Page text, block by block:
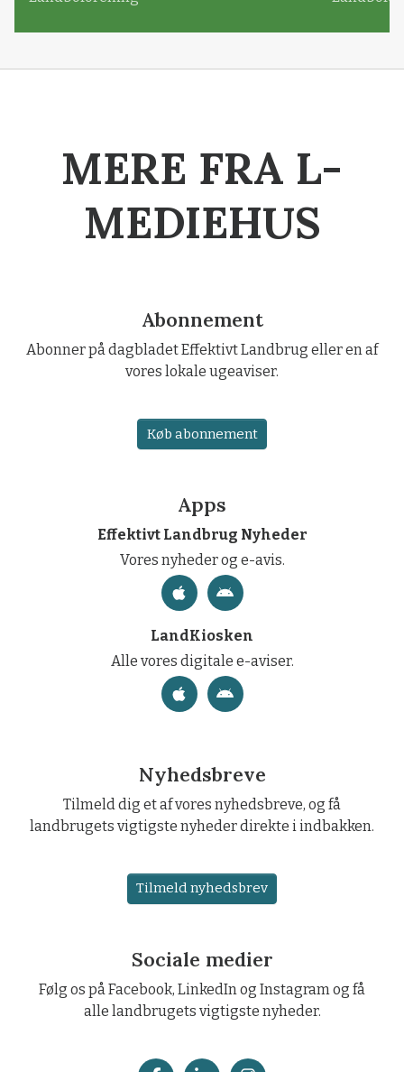
MERE FRA L-
MEDIEHUS
Abonnement
Abonner på dagbladet Effektivt Landbrug eller en af
vores lokale ugeaviser.
Køb abonnement
Apps
Effektivt Landbrug Nyheder
Vores nyheder og e-avis.
LandKiosken
Alle vores digitale e-aviser.
Nyhedsbreve
Tilmeld dig et af vores nyhedsbreve, og få
landbrugets vigtigste nyheder direkte i indbakken.
Tilmeld nyhedsbrev
Sociale medier
Følg os på Facebook, LinkedIn og Instagram og få
alle landbrugets vigtigste nyheder.